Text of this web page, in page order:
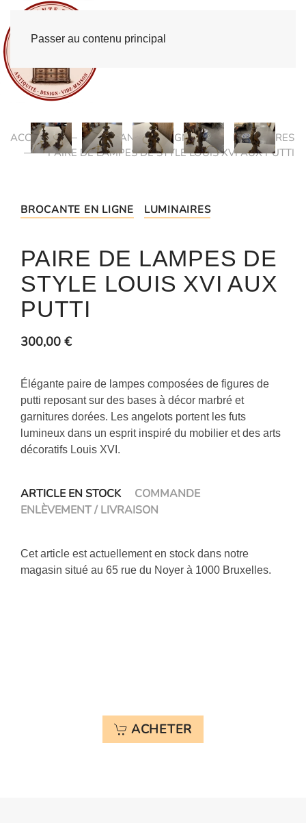
Passer au contenu principal
ACCUEIL BROCANTE EN LIGNE
LUMINAIRES
PAIRE DE LAMPES DE STYLE LOUIS XVI AUX PUTTI
BROCANTE EN LIGNE LUMINAIRES
PAIRE DE LAMPES DE
STYLE LOUIS XVI AUX
PUTTI
300,00 €
Élégante paire de lampes composées de figures de
putti reposant sur des bases à décor marbré et
garnitures dorées. Les angelots portent les futs
lumineux dans un esprit inspiré du mobilier et des arts
décoratifs Louis XVI.
ARTICLE EN STOCK
COMMANDE
ENLÈVEMENT / LIVRAISON
Cet article est actuellement en stock dans notre
magasin situé au 65 rue du Noyer à 1000 Bruxelles.
ACHETER